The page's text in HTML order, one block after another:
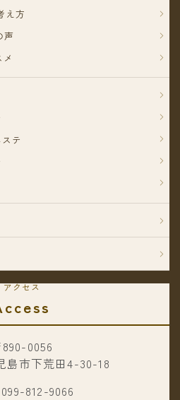
え方
声
テ
アクセス
890-0056
島市下荒田4-30-18
812-9066